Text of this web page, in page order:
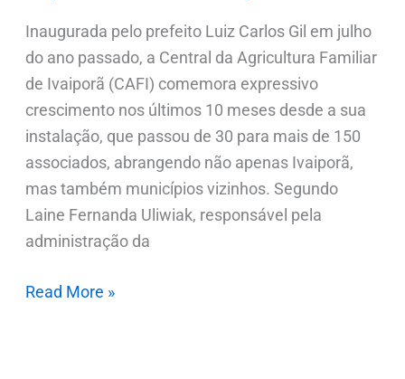
Inaugurada pelo prefeito Luiz Carlos Gil em julho
do ano passado, a Central da Agricultura Familiar
de Ivaiporã (CAFI) comemora expressivo
crescimento nos últimos 10 meses desde a sua
instalação, que passou de 30 para mais de 150
associados, abrangendo não apenas Ivaiporã,
mas também municípios vizinhos. Segundo
Laine Fernanda Uliwiak, responsável pela
administração da
Read More »